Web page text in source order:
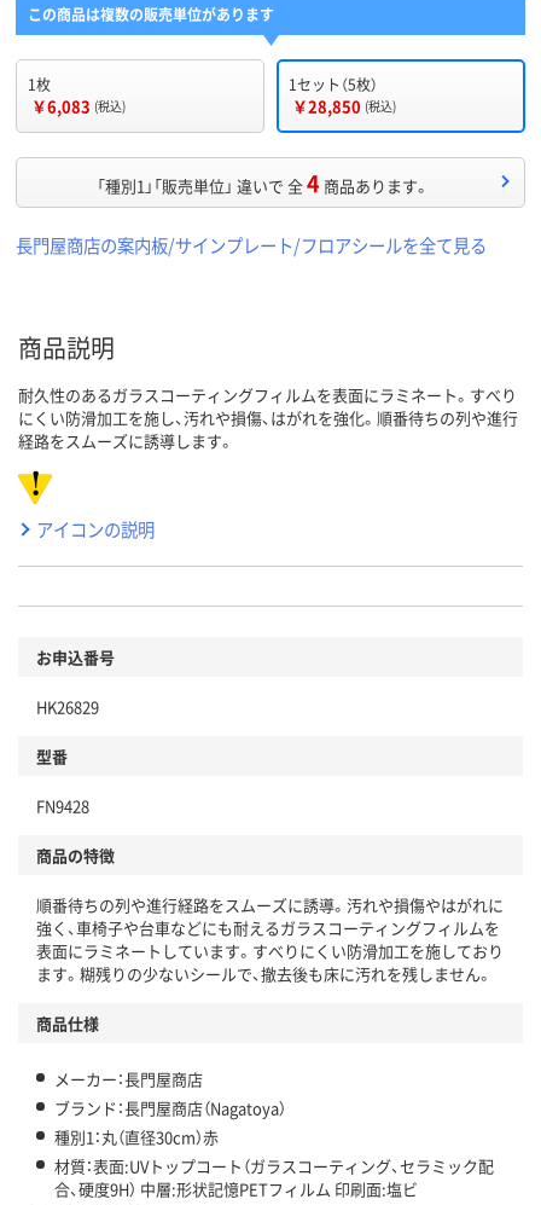
この商品は複数の販売単位があります
1枚
￥6,083 (税込)
1セット（5枚）
￥28,850 (税込)
「種別1」「販売単位」 違いで 全4 商品あります。
長門屋商店の案内板/サインプレート/フロアシールを全て見る
商品説明
耐久性のあるガラスコーティングフィルムを表面にラミネート。すべり
にくい防滑加工を施し、汚れや損傷、はがれを強化。順番待ちの列や進行
経路をスムーズに誘導します。
アイコンの説明
お申込番号
HK26829
型番
FN9428
商品の特徴
順番待ちの列や進行経路をスムーズに誘導。汚れや損傷やはがれに
強く、車椅子や台車などにも耐えるガラスコーティングフィルムを
表面にラミネートしています。すべりにくい防滑加工を施しており
ます。糊残りの少ないシールで、撤去後も床に汚れを残しません。
商品仕様
メーカー：長門屋商店
ブランド：長門屋商店（Nagatoya）
種別1：丸（直径30cm）赤
材質：表面:UVトップコート（ガラスコーティング、セラミック配
合、硬度9H） 中層:形状記憶PETフィルム 印刷面:塩ビ